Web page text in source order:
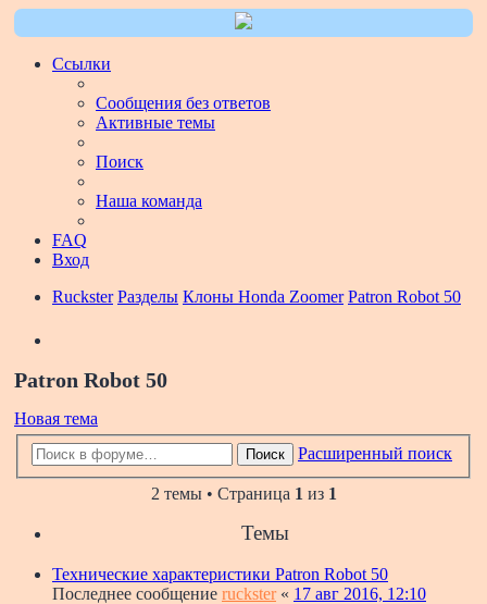
Ссылки
Сообщения без ответов
Активные темы
Поиск
Наша команда
FAQ
Вход
Ruckster Разделы Клоны Honda Zoomer Patron Robot 50
Patron Robot 50
Новая тема
Поиск Расширенный поиск
2 темы • Страница 1 из 1
Темы
Технические характеристики Patron Robot 50
Последнее сообщение ruckster« 17 авг 2016, 12:10